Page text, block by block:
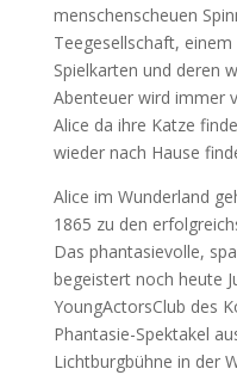
menschenscheuen
Teegesellschaft,
Spielkarten und deren
Abenteuer wird immer
Alice da ihre Katze
wieder nach Hause
Alice im Wunderland
1865 zu den
Das phantasievolle,
begeistert noch heute
YoungActorsClub des
Phantasie-Spektakel
Lichtburgbühne in der